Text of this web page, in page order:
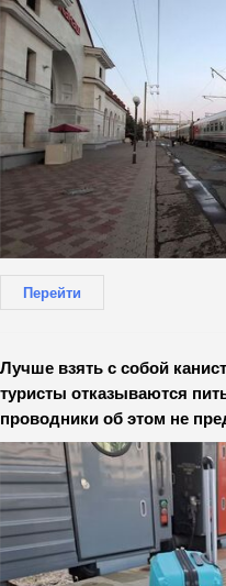
Перейти
Лучше взять с собой
туристы отказываются
проводники об этом не